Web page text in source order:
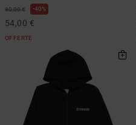
90,00 € 40%
54,00 €
OFFERTE